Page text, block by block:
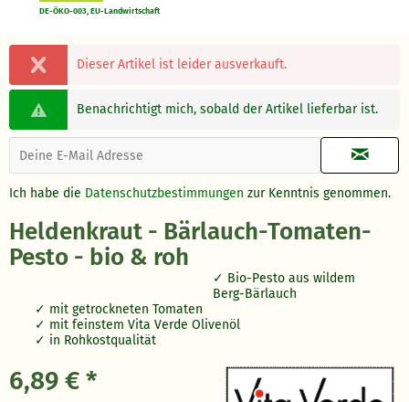
DE-ÖKO-003, EU-Landwirtschaft
Dieser Artikel ist leider ausverkauft.
Benachrichtigt mich, sobald der Artikel lieferbar ist.
Ich habe die Datenschutzbestimmungen zur Kenntnis genommen.
Heldenkraut - Bärlauch-Tomaten-
Pesto - bio & roh
Bio-Pesto aus wildem
Berg-Bärlauch
mit getrockneten Tomaten
mit feinstem Vita Verde Olivenöl
in Rohkostqualität
6,89 € *